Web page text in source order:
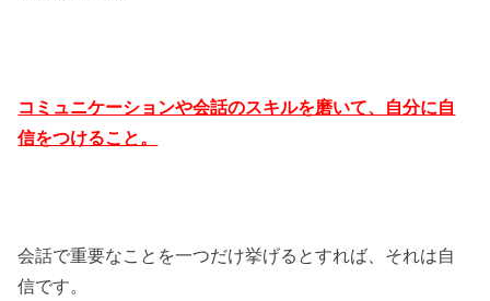
コミュニケーションや会話のスキルを磨いて、自分に自
信をつけること。
会話で重要なことを一つだけ挙げるとすれば、それは自
信です。